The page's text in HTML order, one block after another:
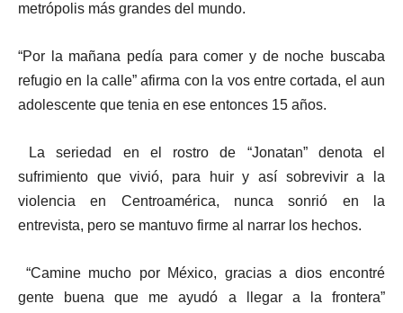
metrópolis más grandes del mundo.
“Por la mañana pedía para comer y de noche buscaba
refugio en la calle” afirma con la vos entre cortada, el aun
adolescente que tenia en ese entonces 15 años.
La seriedad en el rostro de “Jonatan” denota el
sufrimiento que vivió, para huir y así sobrevivir a la
violencia en Centroamérica, nunca sonrió en la
entrevista, pero se mantuvo firme al narrar los hechos.
“Camine mucho por México, gracias a dios encontré
gente buena que me ayudó a llegar a la frontera”